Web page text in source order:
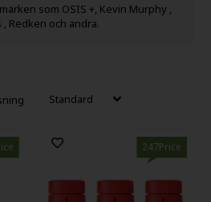
som OSIS +, Kevin Murphy ,
, Redken och andra.
247Price